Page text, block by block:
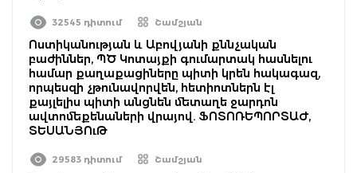
32545 դիտում Շամշյան
Ոստիկանության և Աբովյանի քննչական
բաժիններ, ՊԾ Կոտայքի գումարտակ հասնելու
համար քաղաքացիները պիտի կրեն հակագազ,
որպեսզի չթունավորվեն, հետիոտներն էլ
քայլելիս պիտի անցնեն մետաղե ջարդոն
ավտոմեքենաների վրայով. ՖՈՏՈՌԵՊՈՐՏԱԺ,
ՏԵՍԱՆՅՈւԹ
29583 դիտում Շամշյան